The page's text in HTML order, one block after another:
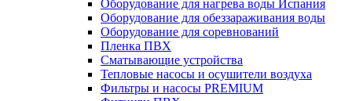
Оборудование для нагрева воды Испания
Оборудование для обеззараживания воды
Оборудование для соревнований
Пленка ПВХ
Сматывающие устройства
Тепловые насосы и осушители воздуха
Фильтры и насосы PREMIUM